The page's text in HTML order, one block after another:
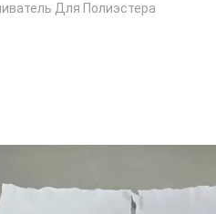
Для Полиэстера